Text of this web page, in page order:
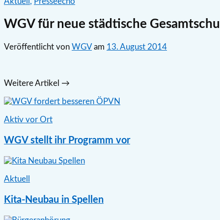
WGV für neue städtische
Veröffentlicht von WGV am 13. August 2014
Weitere Artikel →
Aktiv vor Ort
WGV stellt ihr Programm vor
Aktuell
Kita-Neubau in Spellen